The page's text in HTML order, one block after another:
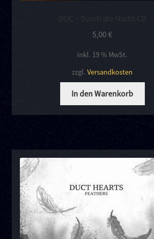
DUC – Durch die Nacht CD
5,00€
inkl. 19 % MwSt.
zzgl.Versandkosten
In den Warenkorb